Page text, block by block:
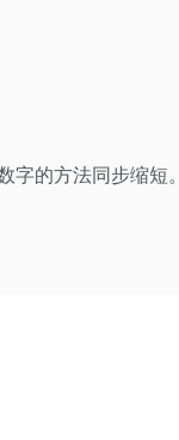
字的方法同步缩短。